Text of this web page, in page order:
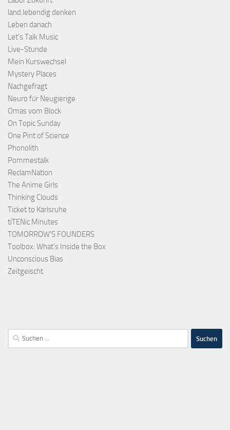
land.lebendig denken
Leben danach
Let's Talk Music
Live-Stunde
Mein Kurswechsel
Mystery Places
Nachgefragt
Neuro für Neugierige
Omas vom Block
On Topic Sunday
One Pint of Science
Phonolith
Pommestalk
ReclamNation
The Anime Girls
Thinking Clouds
Ticket to Karlsruhe
tiTENic Minutes
TOMORROW'S FOUNDERS
Toolbox: What's Inside the Box
Unconscious Bias
Zeitgeischt